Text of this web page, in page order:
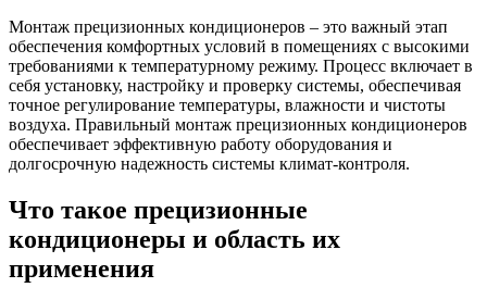
Монтаж прецизионных кондиционеров – это важный этап
обеспечения комфортных условий в помещениях с высокими
требованиями к температурному режиму. Процесс включает в
себя установку, настройку и проверку системы, обеспечивая
точное регулирование температуры, влажности и чистоты
воздуха. Правильный монтаж прецизионных кондиционеров
обеспечивает эффективную работу оборудования и
долгосрочную надежность системы климат-контроля.
Что такое прецизионные
кондиционеры и область их
применения